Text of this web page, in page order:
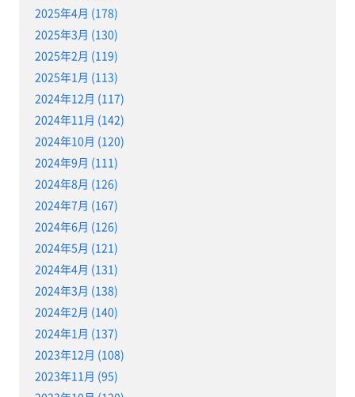
2025年4月 (178)
2025年3月 (130)
2025年2月 (119)
2025年1月 (113)
2024年12月 (117)
2024年11月 (142)
2024年10月 (120)
2024年9月 (111)
2024年8月 (126)
2024年7月 (167)
2024年6月 (126)
2024年5月 (121)
2024年4月 (131)
2024年3月 (138)
2024年2月 (140)
2024年1月 (137)
2023年12月 (108)
2023年11月 (95)